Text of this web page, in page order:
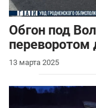
Обгон под
переворотом
13 марта 2025